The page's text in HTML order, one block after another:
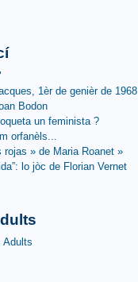
1èr de genièr de 1968
Bodon
un feminista ?
orfanèls...
rojas » de Maria Roanet »
lo jòc de Florian Vernet
Adults